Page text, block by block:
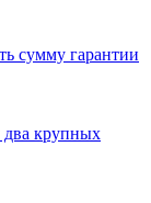
сумму гарантии
два крупных